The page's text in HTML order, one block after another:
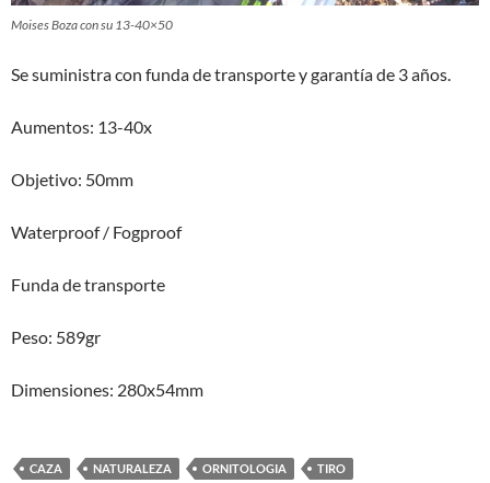
Moises Boza con su 13-40×50
Se suministra con funda de transporte y garantía de 3 años.
Aumentos: 13-40x
Objetivo: 50mm
Waterproof / Fogproof
Funda de transporte
Peso: 589gr
Dimensiones: 280x54mm
CAZA NATURALEZA ORNITOLOGIA TIRO